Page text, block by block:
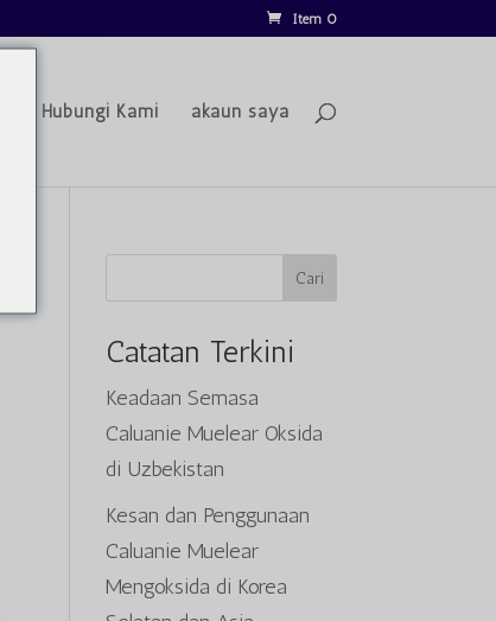
Item 0
Hubungi Kami akaun saya
Cari
Catatan Terkini
Keadaan Semasa
Caluanie Muelear Oksida
di Uzbekistan
Kesan dan Penggunaan
Caluanie Muelear
Mengoksida di Korea